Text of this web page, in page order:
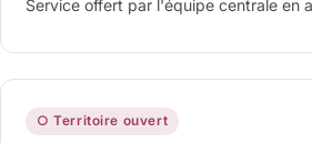
Service offert par l'équipe centrale en
○ Territoire ouvert